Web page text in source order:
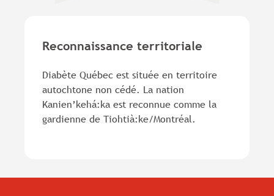
Reconnaissance territoriale
Diabète Québec est située en territoire
autochtone non cédé. La nation
Kanien’kehá:ka est reconnue comme la
gardienne de Tiohtià:ke/Montréal.